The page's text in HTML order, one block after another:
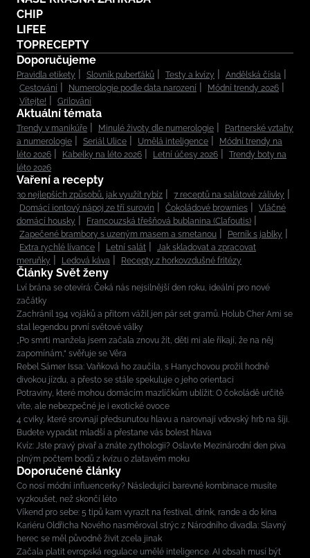
CHIP
LIFEE
TOPRECEPTY
Doporučujeme
Pravidla etikety Slovník puberťáků Testy a kvízy
Andělská čísla
Cestování
Numerologie podle data narození
Módní trendy 2026
Vítejte!
Grilování
Aktuální témata
Trendy v manikúře Minulé životy dle numerologie
Partnerské vztahy
a numerologie
Seriál Ulice Umělá inteligence
Módní trendy na
léto 2026
Kabelky na léto 2026 Letní účesy 2026
Trendy boty na
léto 2026
Vaření a recepty
30 nejlepších způsobů, jak využít rybíz
7 receptů na salátové zálivky
Domácí iontový nápoj ze tří surovin
Čokoládové brownies
Vláčné
domácí housky
Francouzská třešňová bublanina (Clafoutis)
Zapečené brambory s uzeným masem a smetanou
Perník s jablky
Extra rychlé lívance
Letní salát
Jak skladovat a zpracovat
meruňky
Ledová káva Recepty z horkovzdušné fritézy
Články Svět ženy
Lví brána se otevírá: Čeká nás nejsilnější den roku, ideální pro nové
začátky
Zachránil 194 vojáků a přitom vážil jen pár set gramů. Holub Cher Ami se
stal legendou první světové války
„Po smrti manžela jsem začala znovu žít, děti mi ale říkají, že na něj
zapomínám,“ svěřuje se Věra
Rebel Sámer Issa: Vaňková ho zaučila, s Hanychovou prožil hodně
divokou jízdu, a přesto se stále spekuluje o jeho orientaci
Potraviny, které mohou domácím mazlíčkům ublížit: O čokoládě určitě
víte, ale nebezpečné je i exotické ovoce
4 cviky, které srovnají předsunutou hlavu a narovnají vdovský hrb na šíji.
Budete vypadat mladší a přestane vás bolest hlava
Kvíz: Jste pravý pivař a znáte zythologii? Oslavte Mezinárodní den piva
plným počtem bodů z kvízu o zlatavém moku
Doporučené články
Co nosí módní influencerky? Následující barevné kombinace musíte
vyzkoušet, než skončí léto
Víkend pro sebe: 5 tipů kam vyrazit na festival, drink, rande a do kina
Kariéru Oldřicha Nového nasměroval strýc z Národního divadla: Slavný
herec se měl původně živit zcela jinak
Začala platit evropská regulace umělé inteligence. AI obsah musí být